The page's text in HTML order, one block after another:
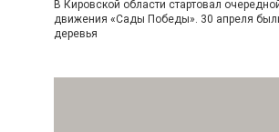
В Кировской области стартовал
движения «Сады Победы». 30 апреля
деревья